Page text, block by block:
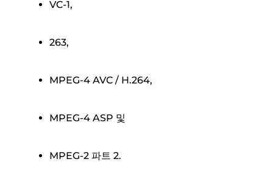
VC-1,
263,
MPEG-4 AVC / H.264,
MPEG-4 ASP 및
MPEG-2 파트 2.